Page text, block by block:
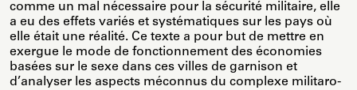
comme un mal nécessaire pour la sécurité militaire, elle
a eu des effets variés et systématiques sur les pays où
elle était une réalité. Ce texte a pour but de mettre en
exergue le mode de fonctionnement des économies
basées sur le sexe dans ces villes de garnison et
d’analyser les aspects méconnus du complexe militaro-